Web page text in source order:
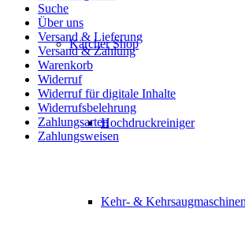
Kärcher Shop
Hochdruckreiniger
Kehr- & Kehrsaugmaschinen
Suche
Über uns
Versand & Lieferung
Versand & Zahlung
Warenkorb
Widerruf
Widerruf für digitale Inhalte
Widerrufsbelehrung
Zahlungsarten
Zahlungsweisen